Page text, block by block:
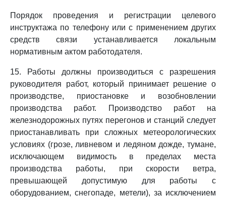
Порядок проведения и регистрации целевого
инструктажа по телефону или с применением других
средств связи устанавливается локальным
нормативным актом работодателя.
15. Работы должны производиться с разрешения
руководителя работ, который принимает решение о
производстве, приостановке и возобновлении
производства работ. Производство работ на
железнодорожных путях перегонов и станций следует
приостанавливать при сложных метеорологических
условиях (грозе, ливневом и ледяном дожде, тумане,
исключающем видимость в пределах места
производства работы, при скорости ветра,
превышающей допустимую для работы с
оборудованием, снегопаде, метели), за исключением